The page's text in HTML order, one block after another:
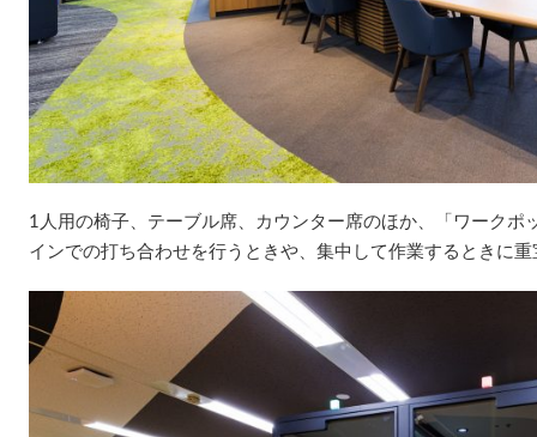
1人用の椅子、テーブル席、カウンター席のほか、「ワークポ
インでの打ち合わせを行うときや、集中して作業するときに